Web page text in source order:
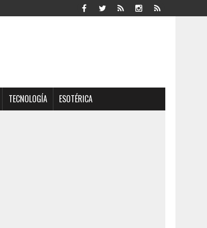
TECNOLOGÍA ESOTÉRICA